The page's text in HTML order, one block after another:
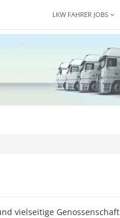
LKW FAHRER JOBS
vielseitige Genossenschaft